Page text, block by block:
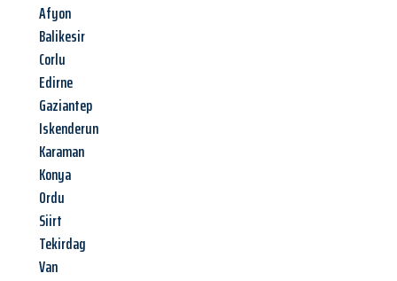
Afyon
Balikesir
Corlu
Edirne
Gaziantep
Iskenderun
Karaman
Konya
Ordu
Siirt
Tekirdag
Van